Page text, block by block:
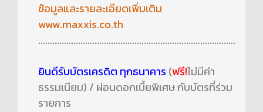
ข้อมูลและรายละเอียดเพิ่มเติม
www.maxxis.co.th
....................................................................................
ยินดีรับบัตรเครดิต ทุกธนาคาร (ฟรี!ไม่มีค่า
ธรรมเนียม) / ผ่อนดอกเบี้ยพิเศษ กับบัตรที่ร่วม
รายการ